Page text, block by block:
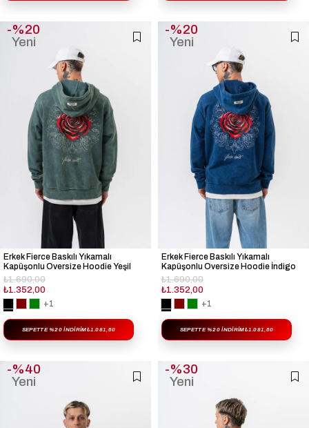
Erkek Fierce Baskılı Yıkamalı
Kapüşonlu Oversize Hoodie Yeşil
₺1.352,00
₺1.690,00
+1
SEPETTE %20 İNDIRIM₺1.081,60
%20
Yeni
Erkek Fierce Baskılı Yıkamalı
Kapüşonlu Oversize Hoodie İndigo
₺1.352,00
₺1.690,00
+1
SEPETTE %20 İNDIRIM₺1.081,60
%20
Yeni
%40
Yeni
%30
Yeni